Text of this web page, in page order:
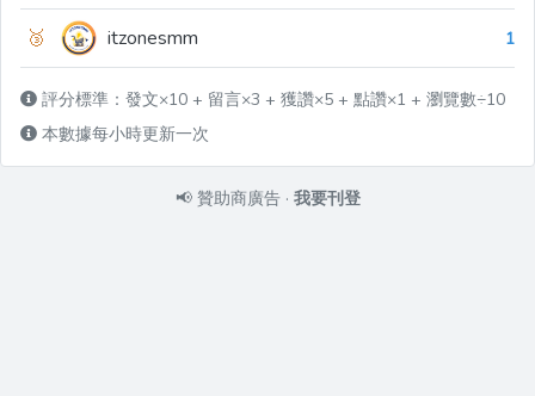
🥉 itzonesmm 1
評分標準：發文×10 + 留言×3 + 獲讚×5 + 點讚×1 + 瀏覽數÷10
本數據每小時更新一次
📢 贊助商廣告 · 我要刊登